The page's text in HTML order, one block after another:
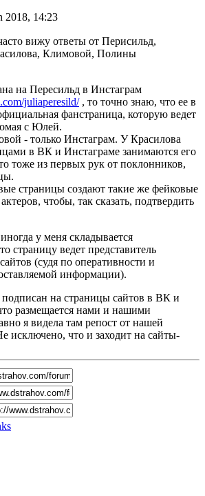
2018, 14:23
вижу ответы от Перисильд,
Климовой, Полины
на Пересильд в Инстаграм
juliaperesild/, то точно знаю, что ее в
фанстраница, которую ведет
с Юлей.
- только Инстаграм. У Красилова
в ВК и Инстаграме занимаются его
тоже из первых рук от поклонников,
страницы создают такие же фейковые
чтобы, так сказать, подтвердить
у меня складывается
страницу ведет представитель
(судя по оперативности и
информации).
подписан на страницы сайтов в ВК и
размещается нами и нашими
я видела там репост от нашей
исключено, что и заходит на сайты-